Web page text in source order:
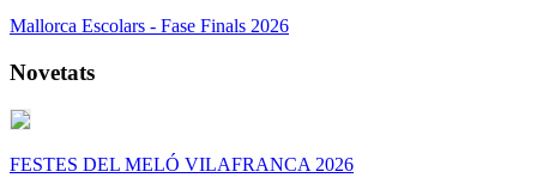
Mallorca Escolars - Fase Finals 2026
Novetats
FESTES DEL MELÓ VILAFRANCA 2026